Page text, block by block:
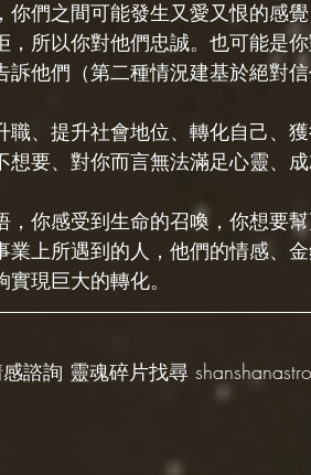
們之間可能發生又愛又恨的感
所以你對他們忠誠。也可能是
他們（第二種情況建基於絕對
、提升社會地位、轉化自己、
要、對你而言無法滿足心靈、
你感受到生命的召喚，你想要
上所遇到的人，他們的情感、
現巨大的轉化。
諮詢 靈魂碎片找尋